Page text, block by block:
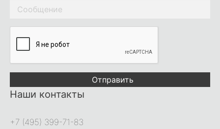
Наши контакты
+7 (495) 399-71-83
Отправить